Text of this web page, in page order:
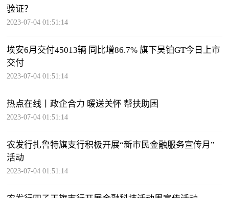
验证？
2023-07-04 01:51:14
埃安6月交付45013辆 同比增86.7% 旗下昊铂GT今日上市
交付
2023-07-04 01:51:14
热点在线丨政企合力 暖送关怀 帮扶助困
2023-07-04 01:51:14
农发行扎鲁特旗支行积极开展“新市民金融服务宣传月”
活动
2023-07-04 01:51:14